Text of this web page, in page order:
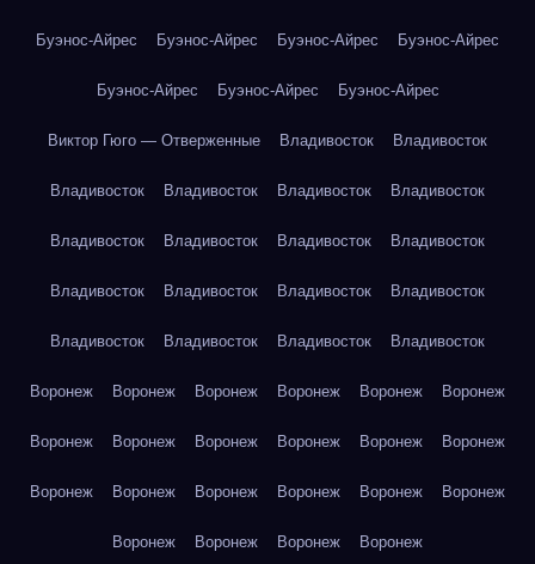
Буэнос-Айрес Буэнос-Айрес Буэнос-Айрес Буэнос-Айрес
Буэнос-Айрес Буэнос-Айрес Буэнос-Айрес
Виктор Гюго — Отверженные Владивосток Владивосток
Владивосток Владивосток Владивосток Владивосток
Владивосток Владивосток Владивосток Владивосток
Владивосток Владивосток Владивосток Владивосток
Владивосток Владивосток Владивосток Владивосток
Воронеж Воронеж Воронеж Воронеж Воронеж Воронеж
Воронеж Воронеж Воронеж Воронеж Воронеж Воронеж
Воронеж Воронеж Воронеж Воронеж Воронеж Воронеж
Воронеж Воронеж Воронеж Воронеж